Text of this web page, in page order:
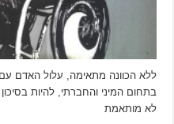
ללא הכוונה מתאימה, עלול האדם עם
בתחום המיני והחברתי, להיות
לא מותאמת